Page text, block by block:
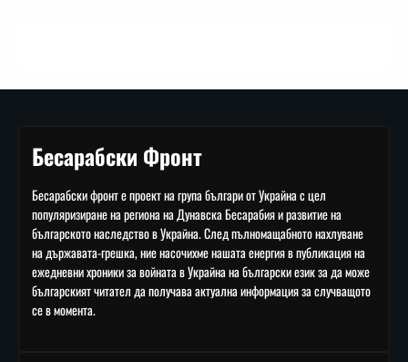
Бесарабски Фронт
Бесарабски фронт е проект на група българи от Украйна с цел
популяризиране на региона на Дунавска Бесарабия и развитие на
българското наследство в Украйна. След пълномащабното нахлуване
на държавата-грешка, ние насочихме нашата енергия в публикация на
ежедневни хроники за войната в Украйна на български език за да може
българският читател да получава актуална информация за случващото
се в момента.